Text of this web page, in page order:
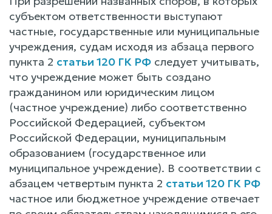
субъектом ответственности выступают
частные, государственные или муниципальные
учреждения, судам исходя из абзаца первого
пункта 2 статьи 120 ГК РФ следует учитывать,
что учреждение может быть создано
гражданином или юридическим лицом
(частное учреждение) либо соответственно
Российской Федерацией, субъектом
Российской Федерации, муниципальным
образованием (государственное или
муниципальное учреждение). В соответствии с
абзацем четвертым пункта 2 статьи 120 ГК РФ
частное или бюджетное учреждение отвечает